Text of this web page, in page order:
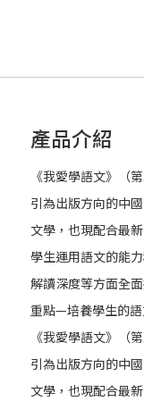
產品介紹
《我愛學語文》（
引為出版方向的中
文學，也現配合最
學生運用語文的能
解讀深度等方面全
重點—培養學生的語
《我愛學語文》（
引為出版方向的中
文學，也現配合最